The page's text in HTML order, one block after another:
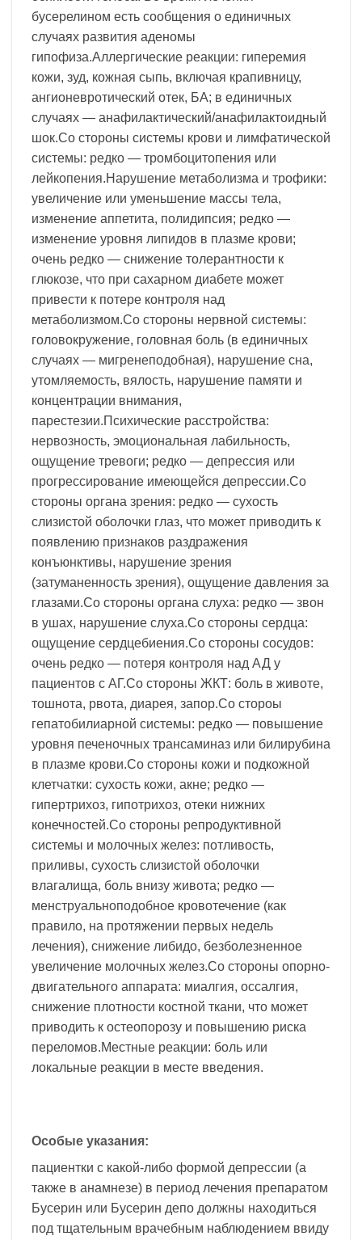
бусерелином есть сообщения о единичных
случаях развития аденомы
гипофиза.Аллергические реакции: гиперемия
кожи, зуд, кожная сыпь, включая крапивницу,
ангионевротический отек, БА; в единичных
случаях — анафилактический/анафилактоидный
шок.Со стороны системы крови и лимфатической
системы: редко — тромбоцитопения или
лейкопения.Нарушение метаболизма и трофики:
увеличение или уменьшение массы тела,
изменение аппетита, полидипсия; редко —
изменение уровня липидов в плазме крови;
очень редко — снижение толерантности к
глюкозе, что при сахарном диабете может
привести к потере контроля над
метаболизмом.Со стороны нервной системы:
головокружение, головная боль (в единичных
случаях — мигренеподобная), нарушение сна,
утомляемость, вялость, нарушение памяти и
концентрации внимания,
парестезии.Психические расстройства:
нервозность, эмоциональная лабильность,
ощущение тревоги; редко — депрессия или
прогрессирование имеющейся депрессии.Со
стороны органа зрения: редко — сухость
слизистой оболочки глаз, что может приводить к
появлению признаков раздражения
конъюнктивы, нарушение зрения
(затуманенность зрения), ощущение давления за
глазами.Со стороны органа слуха: редко — звон
в ушах, нарушение слуха.Со стороны сердца:
ощущение сердцебиения.Со стороны сосудов:
очень редко — потеря контроля над АД у
пациентов с АГ.Со стороны ЖКТ: боль в животе,
тошнота, рвота, диарея, запор.Со стороы
гепатобилиарной системы: редко — повышение
уровня печеночных трансаминаз или билирубина
в плазме крови.Со стороны кожи и подкожной
клетчатки: сухость кожи, акне; редко —
гипертрихоз, гипотрихоз, отеки нижних
конечностей.Со стороны репродуктивной
системы и молочных желез: потливость,
приливы, сухость слизистой оболочки
влагалища, боль внизу живота; редко —
менструальноподобное кровотечение (как
правило, на протяжении первых недель
лечения), снижение либидо, безболезненное
увеличение молочных желез.Со стороны опорно-
двигательного аппарата: миалгия, оссалгия,
снижение плотности костной ткани, что может
приводить к остеопорозу и повышению риска
переломов.Местные реакции: боль или
локальные реакции в месте введения.
Особые указания:
пациентки с какой-либо формой депрессии (а
также в анамнезе) в период лечения препаратом
Бусерин или Бусерин депо должны находиться
под тщательным врачебным наблюдением ввиду